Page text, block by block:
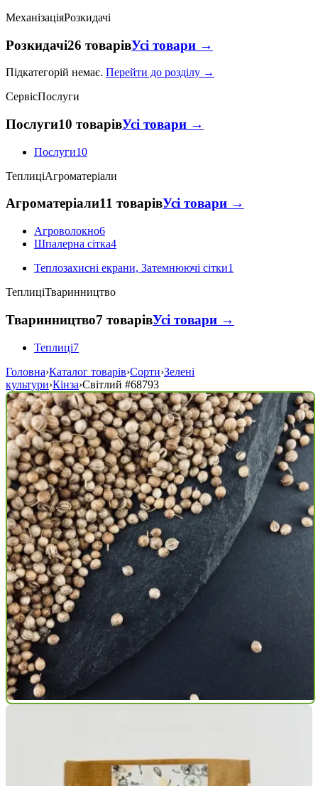
МеханізаціяРозкидачі
Розкидачі26 товарівУсі товари →
Підкатегорій немає. Перейти до розділу →
СервісПослуги
Послуги10 товарівУсі товари →
Послуги10
ТеплиціАгроматеріали
Агроматеріали11 товарівУсі товари →
Агроволокно6
Шпалерна сітка4
Теплозахисні екрани, Затемнюючі сітки1
ТеплиціТваринництво
Тваринництво7 товарівУсі товари →
Теплиці7
Головна›Каталог товарів›Сорти›Зелені
культури›Кінза›Світлий #68793